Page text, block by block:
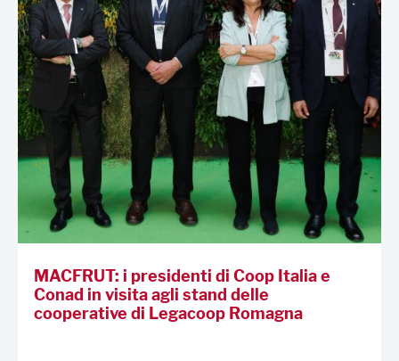
MACFRUT: i presidenti di Coop Italia e
Conad in visita agli stand delle
cooperative di Legacoop Romagna